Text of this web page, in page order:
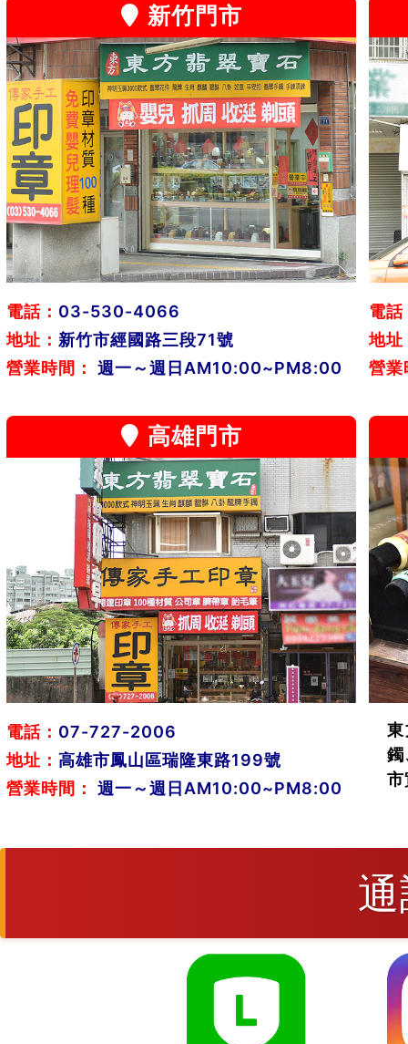
新竹門市
電話： 03-530-4066
地址： 新竹市經國路三段71號
營業時間：
週一～週日AM10:00~PM8:00
電話
地址
營業
高雄門市
電話： 07-727-2006
地址： 高雄市鳳山區瑞隆東路199號
營業時間：
週一～週日AM10:00~PM8:00
鐲
市